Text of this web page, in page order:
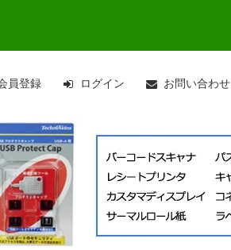
員登録 ログイン お問い合わせ